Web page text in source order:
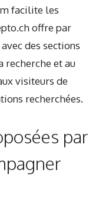
facilite les
offre par
des sections
recherche et au
visiteurs de
recherchées.
par